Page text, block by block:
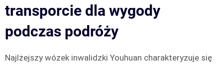
transporcie dla wygody
podczas podróży
Najlżejszy wózek inwalidzki Youhuan charakteryzuje się